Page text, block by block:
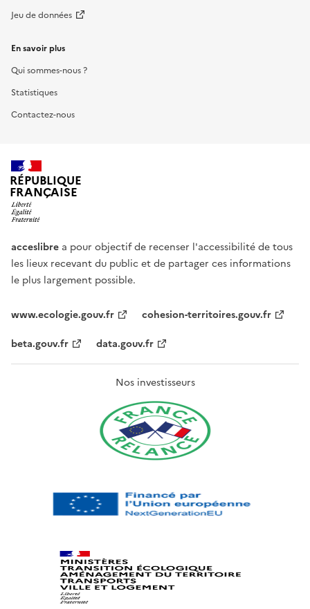
Jeu de données
En savoir plus
Qui sommes-nous ?
Statistiques
Contactez-nous
RÉPUBLIQUE
FRANÇAISE
acceslibre a pour objectif de recenser l'accessibilité de tous
les lieux recevant du public et de partager ces informations
le plus largement possible.
www.ecologie.gouv.fr
cohesion-territoires.gouv.fr
beta.gouv.fr
data.gouv.fr
Nos investisseurs